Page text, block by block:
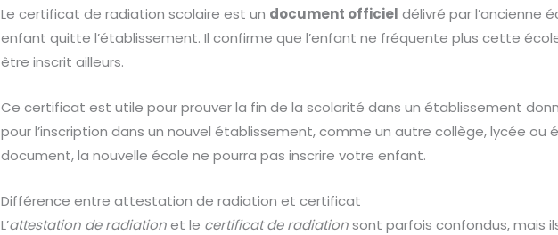
Le certificat de radiation scolaire est un document officiel délivré par l’ancienne
enfant quitte l’établissement. Il confirme que l’enfant ne fréquente plus cette
être inscrit ailleurs.
Ce certificat est utile pour prouver la fin de la scolarité dans un établissement
pour l’inscription dans un nouvel établissement, comme un autre collège, lycée ou
document, la nouvelle école ne pourra pas inscrire votre enfant.
Différence entre attestation de radiation et certificat
L’attestation de radiationet le certificat de radiationsont parfois confondus, mais